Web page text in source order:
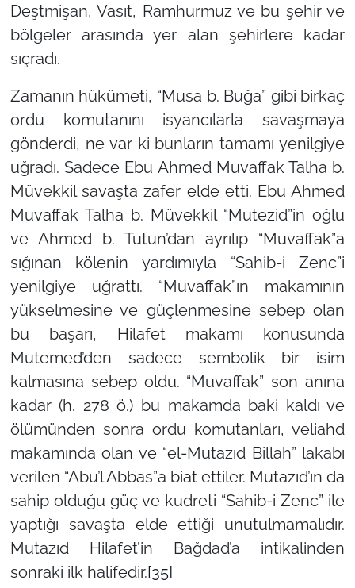
Deştmişan, Vasıt, Ramhurmuz ve bu şehir ve
bölgeler arasında yer alan şehirlere kadar
sıçradı.
Zamanın hükümeti, “Musa b. Buğa” gibi birkaç
ordu komutanını isyancılarla savaşmaya
gönderdi, ne var ki bunların tamamı yenilgiye
uğradı. Sadece Ebu Ahmed Muvaffak Talha b.
Müvekkil savaşta zafer elde etti. Ebu Ahmed
Muvaffak Talha b. Müvekkil “Mutezid”in oğlu
ve Ahmed b. Tutun’dan ayrılıp “Muvaffak”a
sığınan kölenin yardımıyla “Sahib-i Zenc”i
yenilgiye uğrattı. “Muvaffak”ın makamının
yükselmesine ve güçlenmesine sebep olan
bu başarı, Hilafet makamı konusunda
Mutemed’den sadece sembolik bir isim
kalmasına sebep oldu. “Muvaffak” son anına
kadar (h. 278 ö.) bu makamda baki kaldı ve
ölümünden sonra ordu komutanları, veliahd
makamında olan ve “el-Mutazıd Billah” lakabı
verilen “Abu’l Abbas”a biat ettiler. Mutazıd’ın da
sahip olduğu güç ve kudreti “Sahib-i Zenc” ile
yaptığı savaşta elde ettiği unutulmamalıdır.
Mutazıd Hilafet’in Bağdad’a intikalinden
sonraki ilk halifedir.[35]